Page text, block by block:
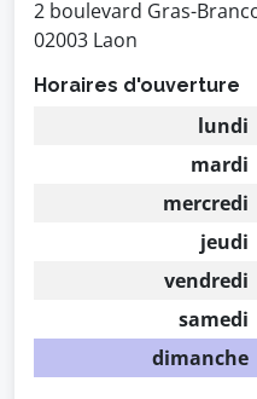
2 boulevard Gras-
02003 Laon
Horaires d'ouverture
lundi
mardi
mercredi
jeudi
vendredi
samedi
dimanche